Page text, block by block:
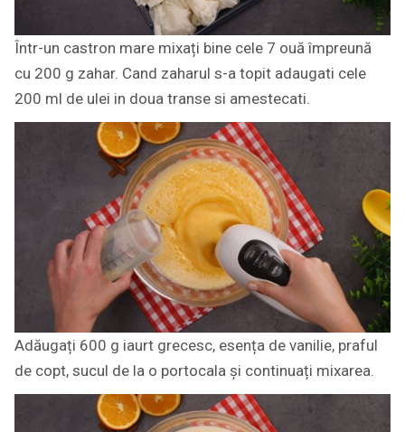
Într-un castron mare mixați bine cele 7 ouă împreună
cu 200 g zahar. Cand zaharul s-a topit adaugati cele
200 ml de ulei in doua transe si amestecati.
Adăugați 600 g iaurt grecesc, esența de vanilie, praful
de copt, sucul de la o portocala și continuați mixarea.